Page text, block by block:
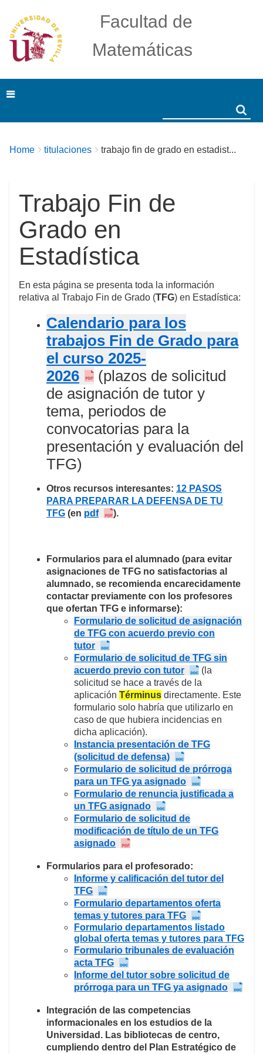
Facultad de
Matemáticas
Breadcrumbs
You
Home titulaciones trabajo fin de grado en estadist...
Trabajo Fin de
Grado en
Estadística
En esta página se presenta toda la información
relativa al Trabajo Fin de Grado (TFG) en Estadística:
Calendario para los
trabajos Fin de Grado para
el curso 2025-
2026
(plazos de solicitud
de asignación de tutor y
tema, periodos de
convocatorias para la
presentación y evaluación del
TFG)
Otros recursos interesantes: 12 PASOS
PARA PREPARAR LA DEFENSA DE TU
TFG (en pdf ).
Formularios para el alumnado (para evitar
asignaciones de TFG no satisfactorias al
alumnado, se recomienda encarecidamente
contactar previamente con los profesores
que ofertan TFG e informarse):
Formulario de solicitud de asignación
de TFG con acuerdo previo con
tutor
Formulario de solicitud de TFG sin
acuerdo previo con tutor
(la
solicitud se hace a través de la
aplicación Términus directamente. Este
formulario solo habría que utilizarlo en
caso de que hubiera incidencias en
dicha aplicación).
Instancia presentación de TFG
(solicitud de defensa)
Formulario de solicitud de prórroga
para un TFG ya asignado
Formulario de renuncia justificada a
un TFG asignado
Formulario de solicitud de
modificación de título de un TFG
asignado
Formularios para el profesorado:
Informe y calificación del tutor del
TFG
Formulario departamentos oferta
temas y tutores para TFG
Formulario departamentos listado
global oferta temas y tutores para TFG
Formulario tribunales de evaluación
acta TFG
Informe del tutor sobre solicitud de
prórroga para un TFG ya asignado
Integración de las competencias
informacionales en los estudios de la
Universidad. Las bibliotecas de centro,
cumpliendo dentro del Plan Estratégico de